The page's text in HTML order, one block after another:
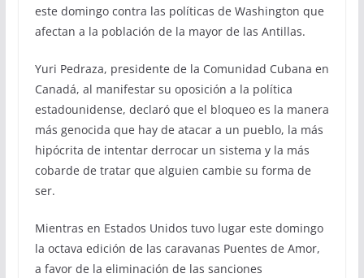
este domingo contra las políticas de Washington que
afectan a la población de la mayor de las Antillas.
Yuri Pedraza, presidente de la Comunidad Cubana en
Canadá, al manifestar su oposición a la política
estadounidense, declaró que el bloqueo es la manera
más genocida que hay de atacar a un pueblo, la más
hipócrita de intentar derrocar un sistema y la más
cobarde de tratar que alguien cambie su forma de
ser.
Mientras en Estados Unidos tuvo lugar este domingo
la octava edición de las caravanas Puentes de Amor,
a favor de la eliminación de las sanciones